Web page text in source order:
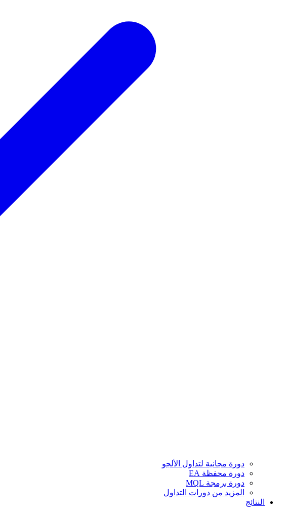
دورة مجانية لتداول الألجو
دورة محفظة EA
دورة برمجة MQL
المزيد من دورات التداول
النتائج